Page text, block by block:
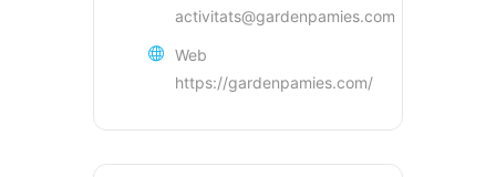
activitats@gardenpamies.com
Web
https://gardenpamies.com/